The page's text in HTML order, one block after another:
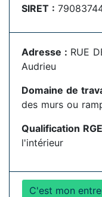
SIRET :
Adresse : RUE
Audrieu
Domaine de
des murs ou
Qualification
l'intérieur
C'est mon